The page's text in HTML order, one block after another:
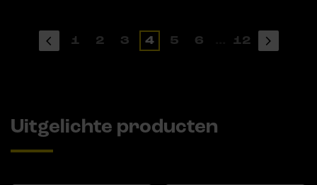
1 2 3 4 5 6 12
Uitgelichte producten